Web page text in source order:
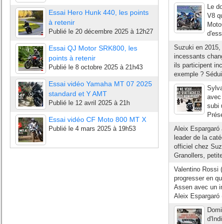
Essai Hero Hunk 440, les points
à retenir
Publié le 20 décembre 2025 à 12h27
Essai QJ Motor SRK800, les
points à retenir
Publié le 8 octobre 2025 à 21h43
Essai vidéo Yamaha MT 07 2025
standard et Y AMT
Publié le 12 avril 2025 à 21h
Essai vidéo CF Moto 800 MT X
Publié le 4 mars 2025 à 19h53
Le
V8
Suzuki en
incessants
ils participent
exemple ?
subi
Aleix Espargaró
leader de la
officiel chez
Granollers,
Valentino Rossi
progresser en
Assen avec un
Aleix Espargaró